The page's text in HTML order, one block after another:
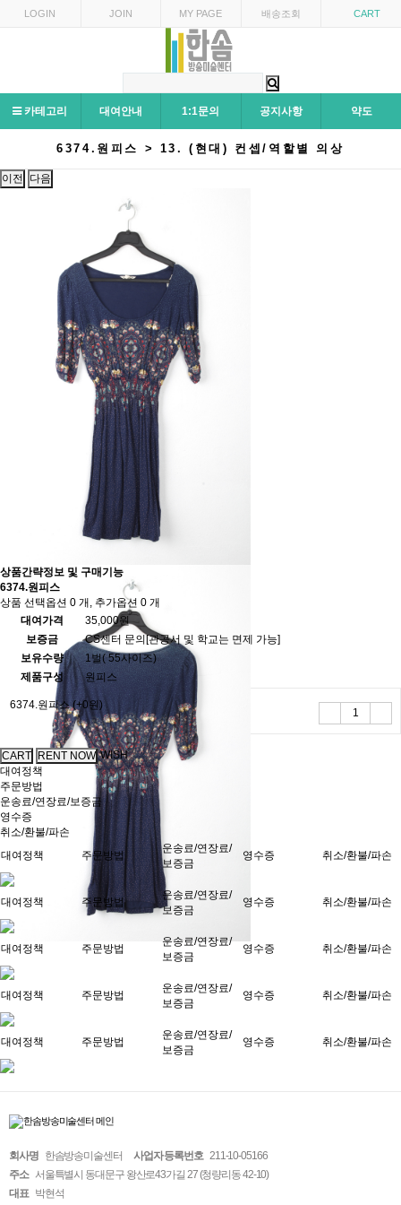
LOGIN JOIN MY PAGE 배송조회 CART
카테고리 대여안내 1:1문의 공지사항 약도
6374.원피스 > 13. (현대) 컨셉/역할별 의상
이전 다음
상품간략정보 및 구매기능
6374.원피스
상품 선택옵션 0 개, 추가옵션 0 개
대여가격
35,000원
보증금
CS센터 문의[관공서 및 학교는 면제 가능]
보유수량
1벌( 55사이즈)
제품구성
원피스
6374.원피스 (+0원)
WISH
대여정책
주문방법
운송료/연장료/보증금
영수증
취소/환불/파손
대여정책
주문방법
운송료/연장료/
보증금
영수증 취소/환불/파손
대여정책 주문방법
운송료/연장료/
보증금
영수증 취소/환불/파손
대여정책 주문방법
운송료/연장료/
보증금
영수증 취소/환불/파손
대여정책 주문방법
운송료/연장료/
보증금
영수증 취소/환불/파손
대여정책 주문방법
운송료/연장료/
보증금
영수증 취소/환불/파손
회사명 한솜방송미술센터 사업자 등록번호 211-10-05166
주소 서울특별시 동대문구 왕산로43가길 27 (청량리동 42-10)
대표 박현석